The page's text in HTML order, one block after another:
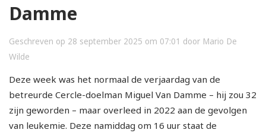
Damme
Geschreven op 28 september 2025 om 07:01 door Mario De
Wilde
Deze week was het normaal de verjaardag van de
betreurde Cercle-doelman Miguel Van Damme – hij zou 32
zijn geworden – maar overleed in 2022 aan de gevolgen
van leukemie. Deze namiddag om 16 uur staat de